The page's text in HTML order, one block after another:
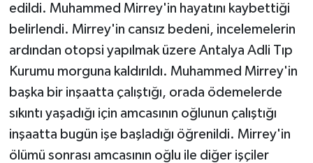
edildi. Muhammed Mirrey'in hayatını kaybettiği
belirlendi. Mirrey'in cansız bedeni, incelemelerin
ardından otopsi yapılmak üzere Antalya Adli Tıp
Kurumu morguna kaldırıldı. Muhammed Mirrey'in
başka bir inşaatta çalıştığı, orada ödemelerde
sıkıntı yaşadığı için amcasının oğlunun çalıştığı
inşaatta bugün işe başladığı öğrenildi. Mirrey'in
ölümü sonrası amcasının oğlu ile diğer işçiler